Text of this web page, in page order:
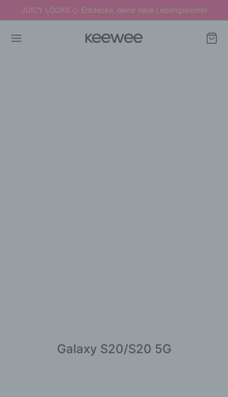
JUICY LOOKS 🍊 Entdecke deine neue Lieblingskombi
Galaxy S20/S20 5G